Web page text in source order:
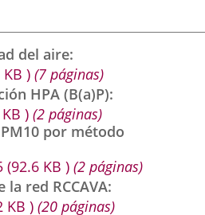
externa.externa.
del aire
KB ) (7 páginas)
HPA (B(a)P)
KB ) (2 páginas)
por método
(92.6 KB ) (2 páginas)
red RCCAVA
KB ) (20 páginas)